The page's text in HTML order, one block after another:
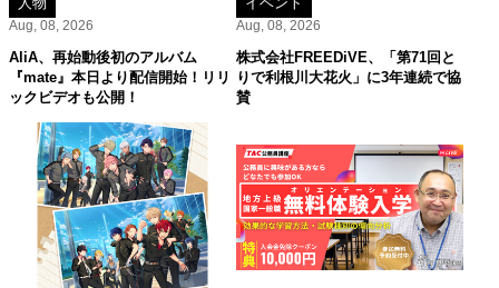
Aug, 08, 2026
AliA、再始動後初のアルバム
『mate』本日より配信開始！リリ
ックビデオも公開！
Aug, 08, 2026
株式会社FREEDiVE、「第71回と
りで利根川大花火」に3年連続で協
賛